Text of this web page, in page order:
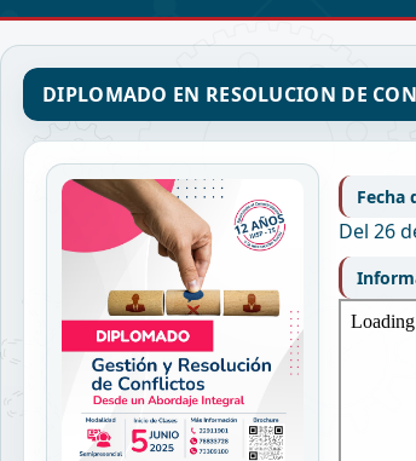
DIPLOMADO EN RESOLUCION DE
Fecha
Del 26